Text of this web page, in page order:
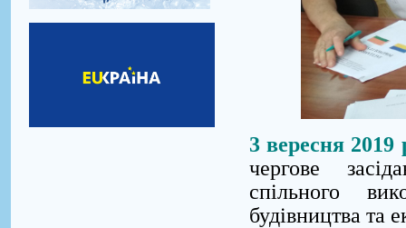
3 вересня 2019
чергове
спільного
будівництва та